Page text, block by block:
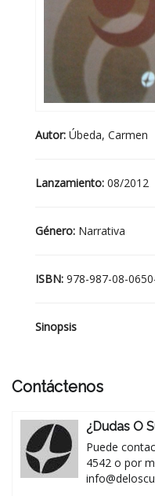
Autor: Úbeda, Carmen
Lanzamiento: 08/2012
Género: Narrativa
ISBN: 978-987-08-
Sinopsis
Contáctenos
¿Dudas O
Puede
4542 o por